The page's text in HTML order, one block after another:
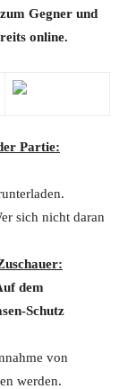
Gegner und
online.
Partie:
sich nicht daran
dem
Schutz
von
werden.